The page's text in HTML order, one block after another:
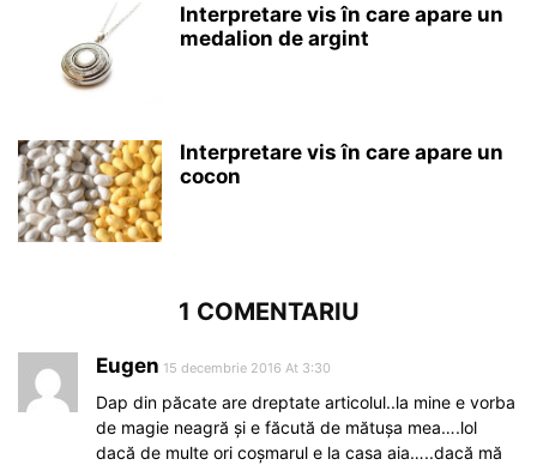
Interpretare vis în care apare un
medalion de argint
Interpretare vis în care apare un
cocon
1 COMENTARIU
Eugen 15 decembrie 2016 At 3:30
Dap din păcate are dreptate articolul..la mine e vorba
de magie neagră și e făcută de mătușa mea….lol
dacă de multe ori coșmarul e la casa aia…..dacă mă